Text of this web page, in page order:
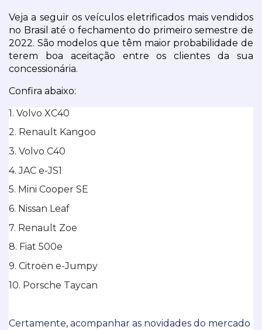
Veja a seguir os veículos eletrificados mais vendidos
no Brasil até o fechamento do primeiro semestre de
2022. São modelos que têm maior probabilidade de
terem boa aceitação entre os clientes da sua
concessionária.
Confira abaixo:
1. Volvo XC40
2. Renault Kangoo
3. Volvo C40
4. JAC e-JS1
5. Mini Cooper SE
6. Nissan Leaf
7. Renault Zoe
8. Fiat 500e
9. Citroën e-Jumpy
10. Porsche Taycan
Certamente, acompanhar as novidades do mercado